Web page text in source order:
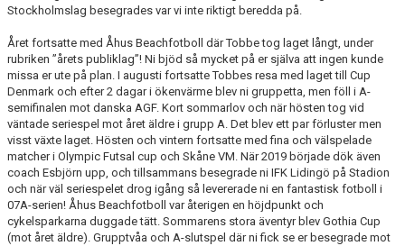
Stockholmslag besegrades var vi inte riktigt beredda på.
Året fortsatte med Åhus Beachfotboll där Tobbe tog laget långt, under
rubriken ”årets publiklag”! Ni bjöd så mycket på er själva att ingen kunde
missa er ute på plan. I augusti fortsatte Tobbes resa med laget till Cup
Denmark och efter 2 dagar i ökenvärme blev ni gruppetta, men föll i A-
semifinalen mot danska AGF. Kort sommarlov och när hösten tog vid
väntade seriespel mot året äldre i grupp A. Det blev ett par förluster men
visst växte laget. Hösten och vintern fortsatte med fina och välspelade
matcher i Olympic Futsal cup och Skåne VM. När 2019 började dök även
coach Esbjörn upp, och tillsammans besegrade ni IFK Lidingö på Stadion
och när väl seriespelet drog igång så levererade ni en fantastisk fotboll i
07A-serien! Åhus Beachfotboll var återigen en höjdpunkt och
cykelsparkarna duggade tätt. Sommarens stora äventyr blev Gothia Cup
(mot året äldre). Grupptvåa och A-slutspel där ni fick se er besegrade mot